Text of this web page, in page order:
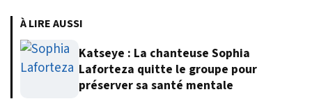
À LIRE AUSSI
Katseye : La chanteuse Sophia
Laforteza quitte le groupe pour
préserver sa santé mentale